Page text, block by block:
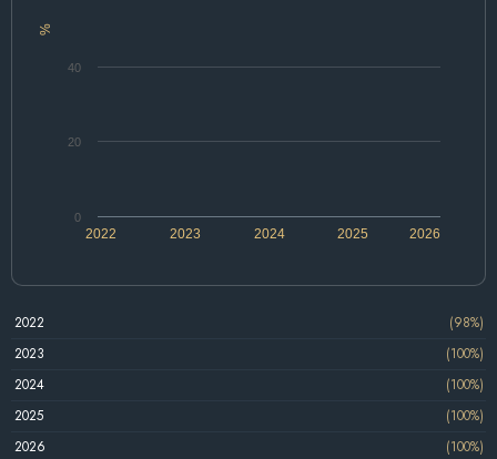
%
2022 2024 2026
2023 2025
0
20
40
2022
(98%)
2023
(100%)
2024
(100%)
2025
(100%)
2026
(100%)